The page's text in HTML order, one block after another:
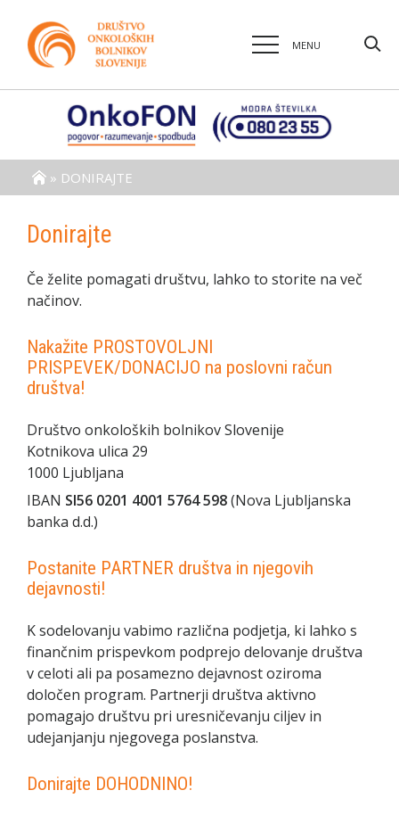
» DONIRAJTE
Donirajte
Če želite pomagati društvu, lahko to storite na več
načinov.
Nakažite PROSTOVOLJNI
PRISPEVEK/DONACIJO na poslovni račun
društva!
Društvo onkoloških bolnikov Slovenije
Kotnikova ulica 29
1000 Ljubljana
IBAN SI56 0201 4001 5764 598(Nova Ljubljanska
banka d.d.)
Postanite PARTNER društva in njegovih
dejavnosti!
K sodelovanju vabimo različna podjetja, ki lahko s
finančnim prispevkom podprejo delovanje društva
v celoti ali pa posamezno dejavnost oziroma
določen program. Partnerji društva aktivno
pomagajo društvu pri uresničevanju ciljev in
udejanjanju njegovega poslanstva.
Donirajte DOHODNINO!
MENU